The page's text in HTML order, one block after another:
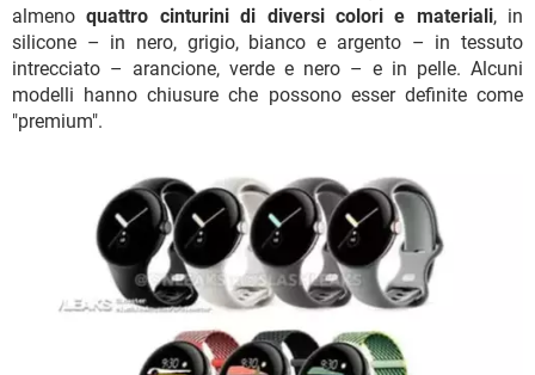
almenoquattro cinturini di diversi colori e materiali, in
silicone – in nero, grigio, bianco e argento – in tessuto
intrecciato – arancione, verde e nero – e in pelle. Alcuni
modelli hanno chiusure che possono esser definite come
"premium".